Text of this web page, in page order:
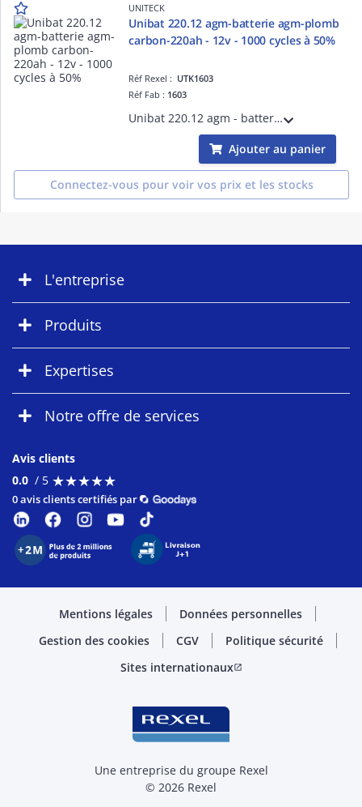
UNITECK
Unibat 220.12 agm-batterie agm-plomb
carbon-220ah - 12v - 1000 cycles à 50%
Réf Rexel : UTK1603
Réf Fab : 1603
Unibat 220.12 agm - batterie agm - plomb carbon - 220ah - 12v - 1000 cycles à 50% de taux de décharge
Ajouter au panier
Connectez-vous pour voir vos prix et les stocks
L'entreprise
Produits
Expertises
Notre offre de services
Avis clients
0.0 / 5 ★★★★★
★★★★★
0 avis clients certifiés par
Mentions légales
Données personnelles
Gestion des cookies
CGV
Politique sécurité
Sites internationauxopen_in_new
Une entreprise du groupe Rexel
© 2026 Rexel